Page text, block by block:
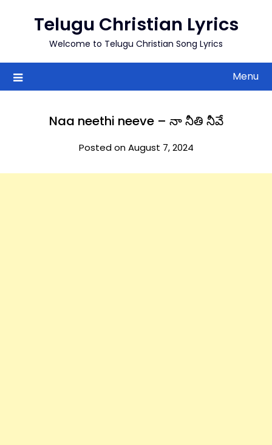
Telugu Christian Lyrics
Welcome to Telugu Christian Song Lyrics
Menu
Naa neethi neeve – నా నీతి నీవే
Posted on August 7, 2024